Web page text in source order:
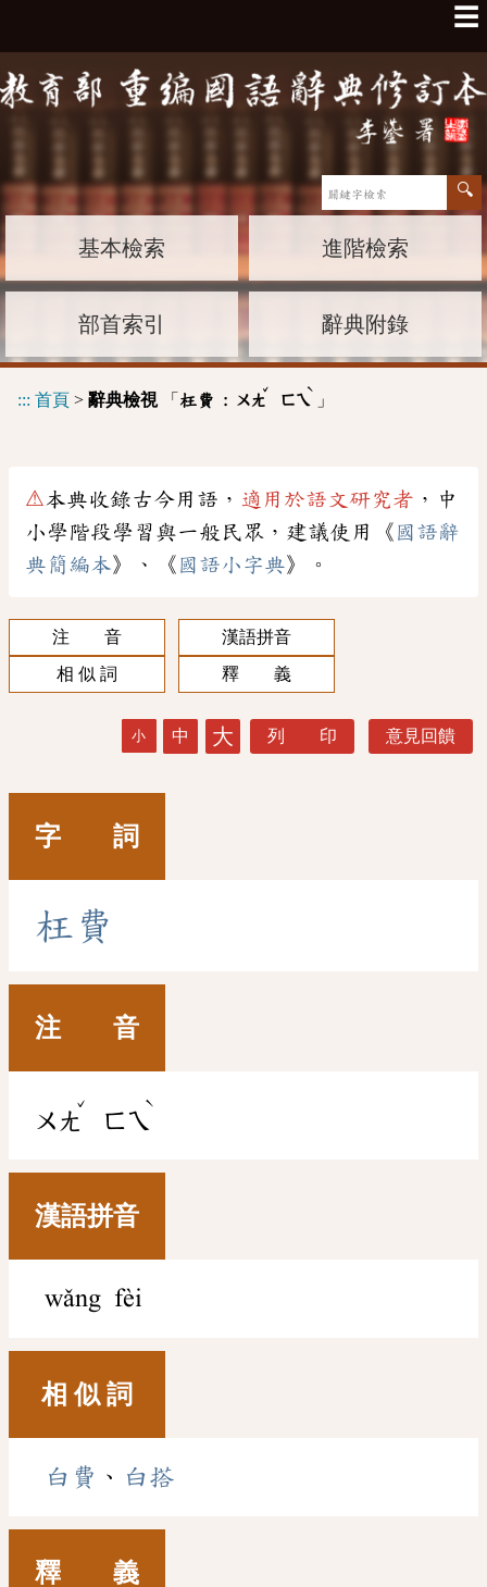
☰
基本檢索 進階檢索
部首索引 辭典附錄
::: 首頁 > 辭典檢視「 枉費 : ㄨㄤ
ˇ
ㄈㄟ
ˋ
」
⚠本典收錄古今用語， 適用於語文研究者 ，中
小學階段學習與一般民眾，建議使用《 國語辭
典簡編本》、《 國語小字典》。
注 音
漢語拼音
相 似 詞
釋 義
小 中 大 列 印 意見回饋
字 詞
枉 費
注 音
ㄨㄤ
ˇ
ㄈㄟ
ˋ
漢語拼音
wǎng fèi
相 似 詞
白費 、 白搭
釋 義